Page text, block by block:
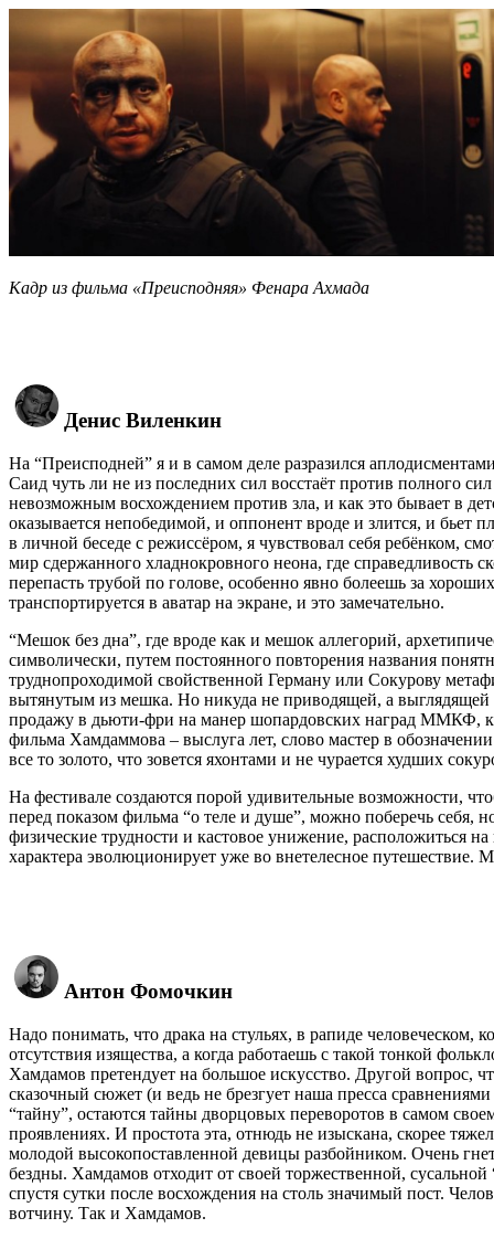
Кадр из фильма «Преисподняя» Фенара Ахмада
Денис Виленкин
На “Преисподней” я и в самом деле разразился
Саид чуть ли не из последних сил восстаёт против полного
невозможным восхождением против зла, и как это бывает в
оказывается непобедимой, и оппонент вроде и злится, и бьет
в личной беседе с режиссёром, я чувствовал себя ребёнком,
мир сдержанного хладнокровного неона, где справедливость
перепасть трубой по голове, особенно явно болеешь за
транспортируется в аватар на экране, и это замечательно.
“Мешок без дна”, где вроде как и мешок аллегорий,
символически, путем постоянного повторения названия
труднопроходимой свойственной Герману или Сокурову
вытянутым из мешка. Но никуда не приводящей, а выглядящей
продажу в дьюти-фри на манер шопардовских наград ММКФ,
фильма Хамдаммова – выслуга лет, слово мастер в
все то золото, что зовется яхонтами и не чурается худших
На фестивале создаются порой удивительные возможности,
перед показом фильма “о теле и душе”, можно поберечь себя,
физические трудности и кастовое унижение, расположиться
характера эволюционирует уже во внетелесное
Антон Фомочкин
Надо понимать, что драка на стульях, в рапиде человеческом,
отсутствия изящества, а когда работаешь с такой тонкой
Хамдамов претендует на большое искусство. Другой вопрос,
сказочный сюжет (и ведь не брезгует наша пресса
“тайну”, остаются тайны дворцовых переворотов в самом
проявлениях. И простота эта, отнюдь не изыскана, скорее
молодой высокопоставленной девицы разбойником. Очень
бездны. Хамдамов отходит от своей торжественной,
спустя сутки после восхождения на столь значимый пост.
вотчину. Так и Хамдамов.